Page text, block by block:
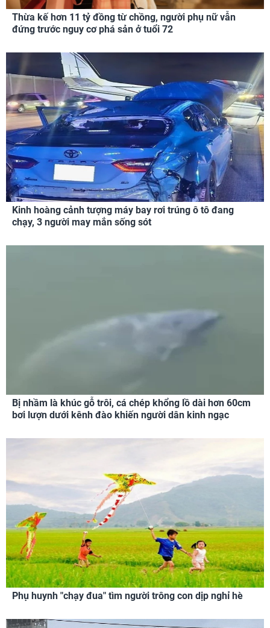
Thừa kế hơn 11 tỷ đồng từ chồng, người phụ nữ vẫn
đứng trước nguy cơ phá sản ở tuổi 72
Kinh hoàng cảnh tượng máy bay rơi trúng ô tô đang
chạy, 3 người may mắn sống sót
Bị nhầm là khúc gỗ trôi, cá chép khổng lồ dài hơn 60cm
bơi lượn dưới kênh đào khiến người dân kinh ngạc
Phụ huynh "chạy đua" tìm người trông con dịp nghỉ hè